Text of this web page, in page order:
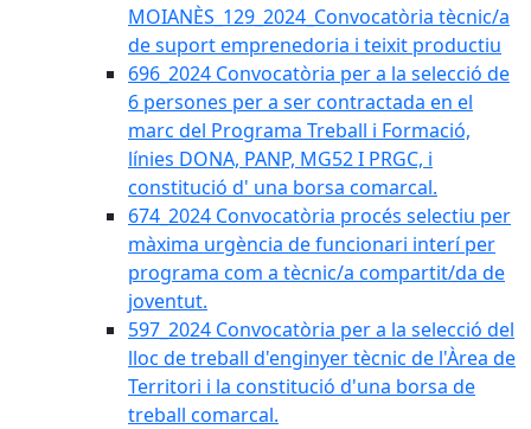
MOIANÈS_129_2024_Convocatòria tècnic/a
de suport emprenedoria i teixit productiu
696_2024 Convocatòria per a la selecció de
6 persones per a ser contractada en el
marc del Programa Treball i Formació,
línies DONA, PANP, MG52 I PRGC, i
constitució d' una borsa comarcal.
674_2024 Convocatòria procés selectiu per
màxima urgència de funcionari interí per
programa com a tècnic/a compartit/da de
joventut.
597_2024 Convocatòria per a la selecció del
lloc de treball d'enginyer tècnic de l'Àrea de
Territori i la constitució d'una borsa de
treball comarcal.